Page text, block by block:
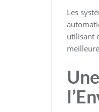
Les
utilisant